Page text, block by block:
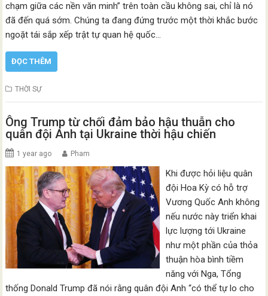
chạm giữa các nền văn minh” trên toàn cầu không sai, chỉ là nó
đã đến quá sớm. Chúng ta đang đứng trước một thời khắc bước
ngoặt tái sắp xếp trật tự quan hệ quốc…
ĐỌC THÊM
THỜI SỰ
Ông Trump từ chối đảm bảo hậu thuẫn cho
quân đội Anh tại Ukraine thời hậu chiến
1 year ago Pham
Khi được hỏi liệu quân
đội Hoa Kỳ có hỗ trợ
Vương Quốc Anh không
nếu nước này triển khai
lực lượng tới Ukraine
như một phần của thỏa
thuận hòa bình tiềm
năng với Nga, Tổng
thống Donald Trump đã nói rằng quân đội Anh “có thể tự lo cho